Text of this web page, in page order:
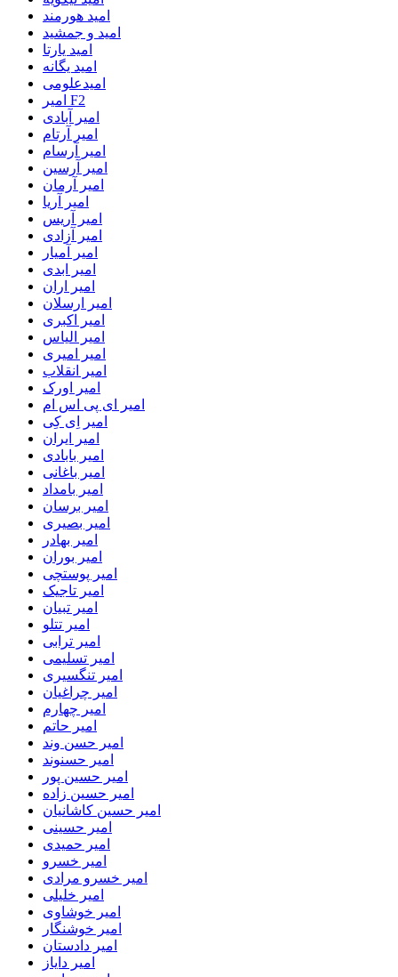
امید هورمند
امید و جمشید
امید یارتا
امید یگانه
امیدعلومی
امیر F2
امیر آبادی
امیر آرتام
امیر آرسام
امیر آرسین
امیر آرمان
امیر آریا
امیر آریس
امیر آزادی
امیر آمیار
امیر ابدی
امیر اران
امیر ارسلان
امیر اکبری
امیر الیاس
امیر امیری
امیر انقلاب
امیر اورک
امیر ای پی اس ام
امیر اِی کِی
امیر ایران
امیر بابادی
امیر باغانی
امیر بامداد
امیر برسان
امیر بصیری
امیر بهادر
امیر بوران
امیر پوستچی
امیر تاجیک
امیر تبیان
امیر تتلو
امیر ترابی
امیر تسلیمی
امیر تنگسیری
امیر چراغیان
امیر چهارم
امیر حاتم
امیر حسن وند
امیر حسنوند
امیر حسین پور
امیر حسین زاده
امیر حسین کاشانیان
امیر حسینی
امیر حمیدی
امیر خسرو
امیر خسرو مرادی
امیر خلیلی
امیر خوشاوی
امیر خوشنگار
امیر دادستان
امیر دایاز